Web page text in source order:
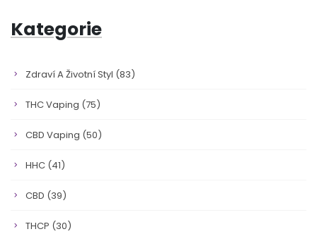
Kategorie
Zdraví A Životní Styl (83)
THC Vaping (75)
CBD Vaping (50)
HHC (41)
CBD (39)
THCP (30)